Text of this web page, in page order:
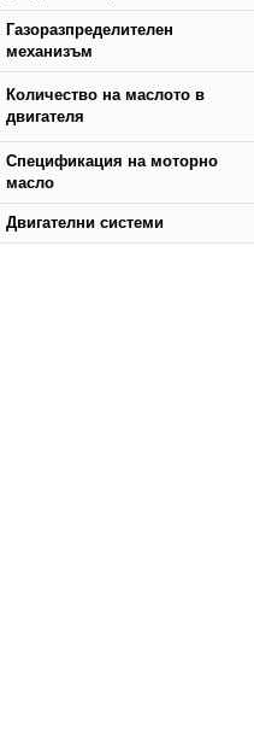
Газоразпределителен
механизъм
Количество на маслото в
двигателя
Спецификация на моторно
масло
Двигателни системи